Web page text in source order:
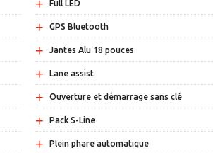
+ Full LED
+ GPS Bluetooth
+ Jantes Alu 18 pouces
+ Lane assist
+ Ouverture et démarrage sans clé
+ Pack S-Line
+ Plein phare automatique